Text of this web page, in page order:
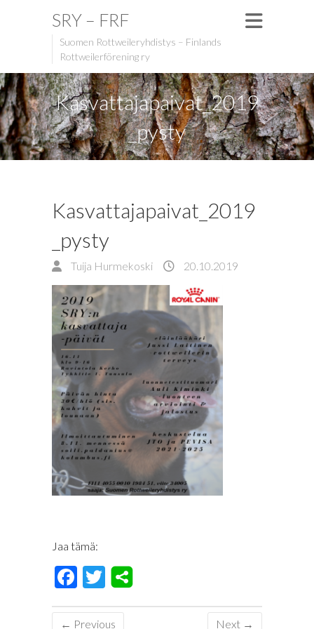
SRY – FRF
Suomen Rottweileryhdistys – Finlands
Rottweilerförening ry
Kasvattajapaivat_2019
_pysty
Kasvattajapaivat_2019
_pysty
Tuija Hurmekoski 20.10.2019
Jaa tämä:
F
ac
e
T
wi
tt
← Previous Next →